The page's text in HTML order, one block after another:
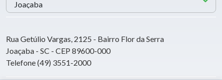
Rua Getúlio Vargas, 2125 - Bairro Flor da Serra
Joaçaba - SC - CEP 89600-000
Telefone (49) 3551-2000